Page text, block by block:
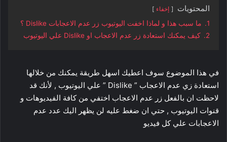
المحتويات إخفاء
1.
ما سبب هذا و لماذا اخفت اليوتيوب زر عدم الاعجابات Dislike ؟
2.
كيف يمكنك استعادة زر عدم الاعجاب او Dislike علي اليوتيوب
في هذا الموضوع سوف اعطيك اسهل طريقة يمكنك من خلالها
استعادة زي عدم الاعجاب ” Dislike ” علي اليوتيوب , لأنك قد
لاحظت ان بالفعل زر عدم الاعجاب اختفي من كافة الفيديوهات و
قنوات اليوتيوب , حتي ان ضغط عليه لن يظهر اليك عدد عدم
الاعجابات علي كل فيديو